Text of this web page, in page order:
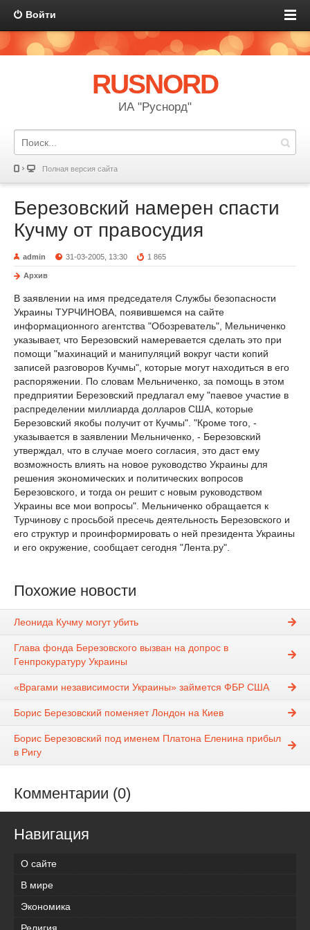
Войти
RUSNORD
ИА "Руснорд"
Полная версия сайта
Березовский намерен спасти
Кучму от правосудия
admin 31-03-2005, 13:30 1 865
Архив
В заявлении на имя председателя Службы безопасности
Украины ТУРЧИНОВА, появившемся на сайте
информационного агентства "Обозреватель", Мельниченко
указывает, что Березовский намеревается сделать это при
помощи "махинаций и манипуляций вокруг части копий
записей разговоров Кучмы", которые могут находиться в его
распоряжении. По словам Мельниченко, за помощь в этом
предприятии Березовский предлагал ему "паевое участие в
распределении миллиарда долларов США, которые
Березовский якобы получит от Кучмы". "Кроме того, -
указывается в заявлении Мельниченко, - Березовский
утверждал, что в случае моего согласия, это даст ему
возможность влиять на новое руководство Украины для
решения экономических и политических вопросов
Березовского, и тогда он решит с новым руководством
Украины все мои вопросы". Мельниченко обращается к
Турчинову с просьбой пресечь деятельность Березовского и
его структур и проинформировать о ней президента Украины
и его окружение, сообщает сегодня "Лента.ру".
Похожие новости
Леонида Кучму могут убить
Глава фонда Березовского вызван на допрос в
Генпрокуратуру Украины
«Врагами независимости Украины» займется ФБР США
Борис Березовский поменяет Лондон на Киев
Борис Березовский под именем Платона Еленина прибыл
в Ригу
Комментарии (0)
Навигация
О сайте
В мире
Экономика
Религия